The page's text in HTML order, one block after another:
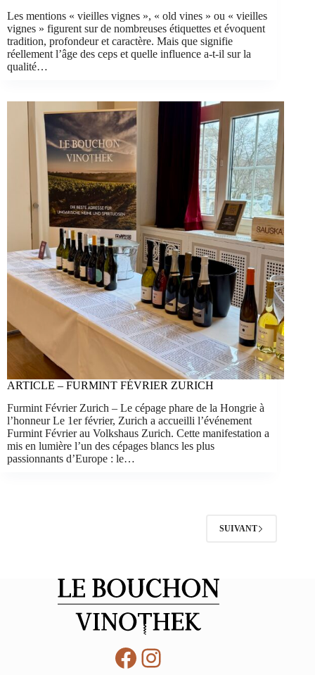
Les mentions « vieilles vignes », « old vines » ou « vieilles
vignes » figurent sur de nombreuses étiquettes et évoquent
tradition, profondeur et caractère. Mais que signifie
réellement l’âge des ceps et quelle influence a-t-il sur la
qualité…
ARTICLE – FURMINT FÉVRIER ZURICH
Furmint Février Zurich – Le cépage phare de la Hongrie à
l’honneur Le 1er février, Zurich a accueilli l’événement
Furmint Février au Volkshaus Zurich. Cette manifestation a
mis en lumière l’un des cépages blancs les plus
passionnants d’Europe : le…
SUIVANT
Facebook
Instagram